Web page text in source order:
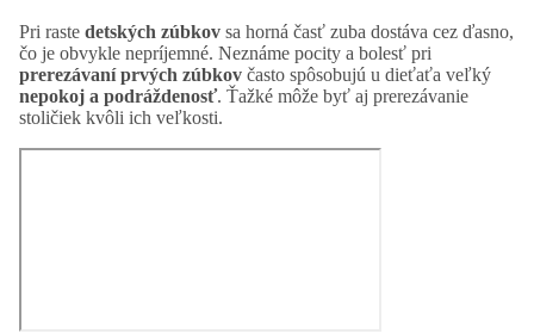
Pri raste detských zúbkov sa horná časť zuba dostáva cez ďasno,
čo je obvykle nepríjemné. Neznáme pocity a bolesť pri
prerezávaní prvých zúbkov často spôsobujú u dieťaťa veľký
nepokoj a podráždenosť. Ťažké môže byť aj prerezávanie
stoličiek kvôli ich veľkosti.